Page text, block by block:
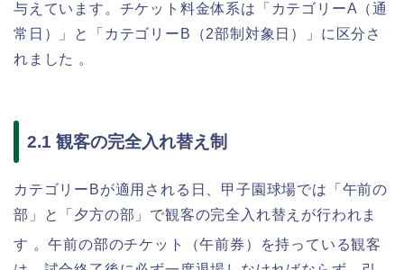
与えています。チケット料金体系は「カテゴリーA（通
常日）」と「カテゴリーB（2部制対象日）」に区分さ
れました 。
2.1 観客の完全入れ替え制
カテゴリーBが適用される日、甲子園球場では「午前の
部」と「夕方の部」で観客の完全入れ替えが行われま
す 。午前の部のチケット（午前券）を持っている観客